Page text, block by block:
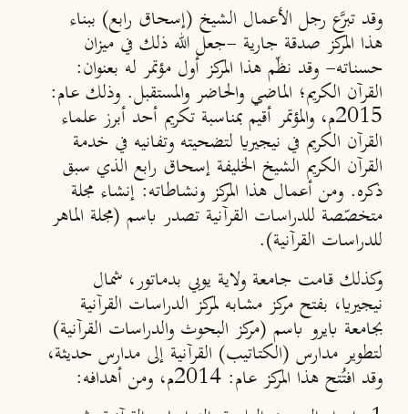
وقد تبرَّع رجل الأعمال الشيخ (إسحاق رابع) ببناء
هذا المركز صدقة جارية -جعل الله ذلك في ميزان
حسناته- وقد نظّم هذا المركز أول مؤتمر له بعنوان:
القرآن الكريم؛ الماضي والحاضر والمستقبل. وذلك عام:
2015م، والمؤتمر أقيم بمناسبة تكريم أحد أبرز علماء
القرآن الكريم في نيجيريا لتضحيته وتفانيه في خدمة
القرآن الكريم الشيخ الخليفة إسحاق رابع الذي سبق
ذكره. ومن أعمال هذا المركز ونشاطاته: إنشاء مجلة
متخصّصة للدراسات القرآنية تصدر باسم (مجلة الماهر
للدراسات القرآنية).
وكذلك قامت جامعة ولاية يوبي بدماتور، شمال
نيجيريا، بفتح مركز مشابه لمركز الدراسات القرآنية
بجامعة بايرو باسم (مركز البحوث والدراسات القرآنية)
لتطوير مدارس (الكتاتيب) القرآنية إلى مدارس حديثة،
وقد افتُتح هذا المركز عام: 2014م، ومن أهدافه: